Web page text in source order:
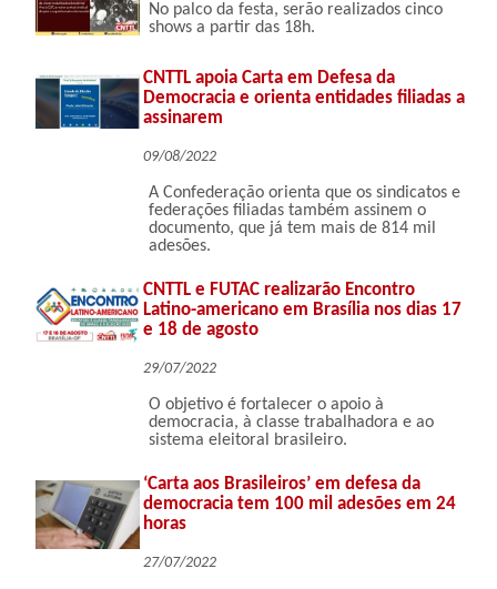
No palco da festa, serão realizados cinco
shows a partir das 18h.
CNTTL apoia Carta em Defesa da
Democracia e orienta entidades filiadas a
assinarem
09/08/2022
A Confederação orienta que os sindicatos e
federações filiadas também assinem o
documento, que já tem mais de 814 mil
adesões.
CNTTL e FUTAC realizarão Encontro
Latino-americano em Brasília nos dias 17
e 18 de agosto
29/07/2022
O objetivo é fortalecer o apoio à
democracia, à classe trabalhadora e ao
sistema eleitoral brasileiro.
‘Carta aos Brasileiros’ em defesa da
democracia tem 100 mil adesões em 24
horas
27/07/2022